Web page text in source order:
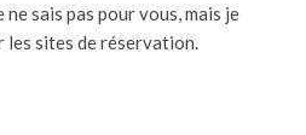
sais pas pour vous, mais je
les sites de réservation.